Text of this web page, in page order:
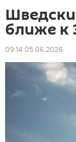
ближе к
09:14 05.06.2026